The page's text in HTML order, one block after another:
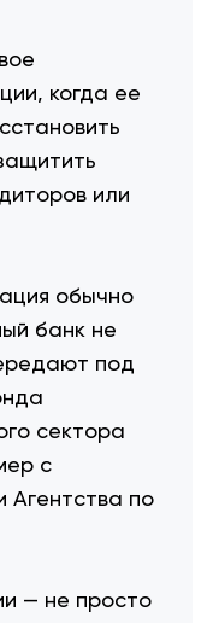
когда ее
или
обычно
банк не
под
сектора
с
Агентства по
— не просто